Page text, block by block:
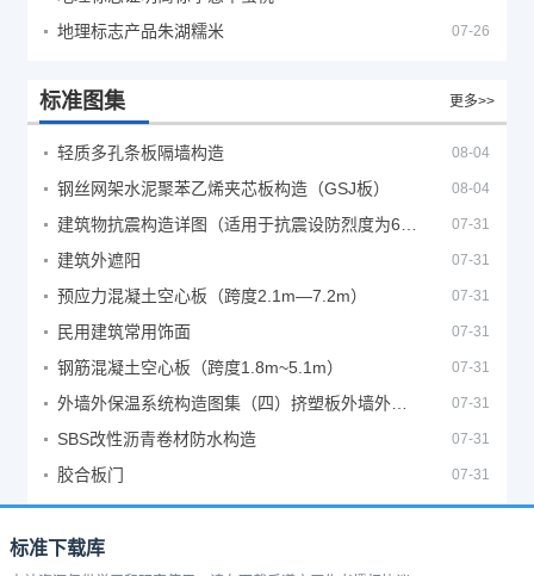
地理标志产品朱湖糯米 07-26
标准图集 更多>>
轻质多孔条板隔墙构造 08-04
钢丝网架水泥聚苯乙烯夹芯板构造（GSJ板） 08-04
07-31
建筑外遮阳 07-31
预应力混凝土空心板（跨度2.1m—7.2m） 07-31
民用建筑常用饰面 07-31
钢筋混凝土空心板（跨度1.8m~5.1m） 07-31
07-31
SBS改性沥青卷材防水构造 07-31
胶合板门 07-31
标准下载库